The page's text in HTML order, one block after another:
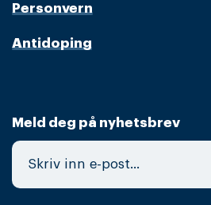
Personvern
Antidoping
Meld deg på nyhetsbrev